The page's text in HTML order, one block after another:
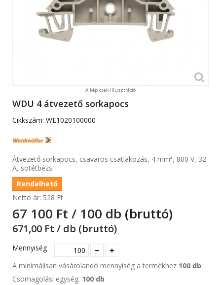
A kép csak illusztráció
WDU 4 átvezető sorkapocs
Cikkszám: WE1020100000
Átvezető sorkapocs, csavaros csatlakozás, 4 mm², 800 V, 32
A, sötétbézs.
Rendelhető
Nettó ár: 528 Ft‎
67 100 Ft‎ / 100 db (bruttó)
671,00 Ft‎ / db (bruttó)
Mennyiség
A minimálisan vásárolandó mennyiség a termékhez 100 db
Csomagolási egység: 100 db